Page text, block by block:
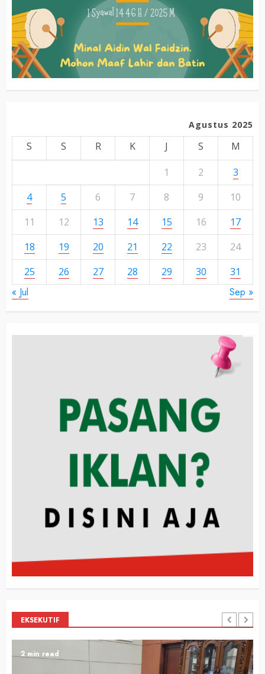
Agustus 2025
S S R K J S
M
1
2
3
4
5 6 7 8 9
10
11
12 13 14 15 16
17
18
19 20 21 22 23
24
25
26 27 28 29 30 31
« Jul Sep »
EKSEKUTIF
2 min read